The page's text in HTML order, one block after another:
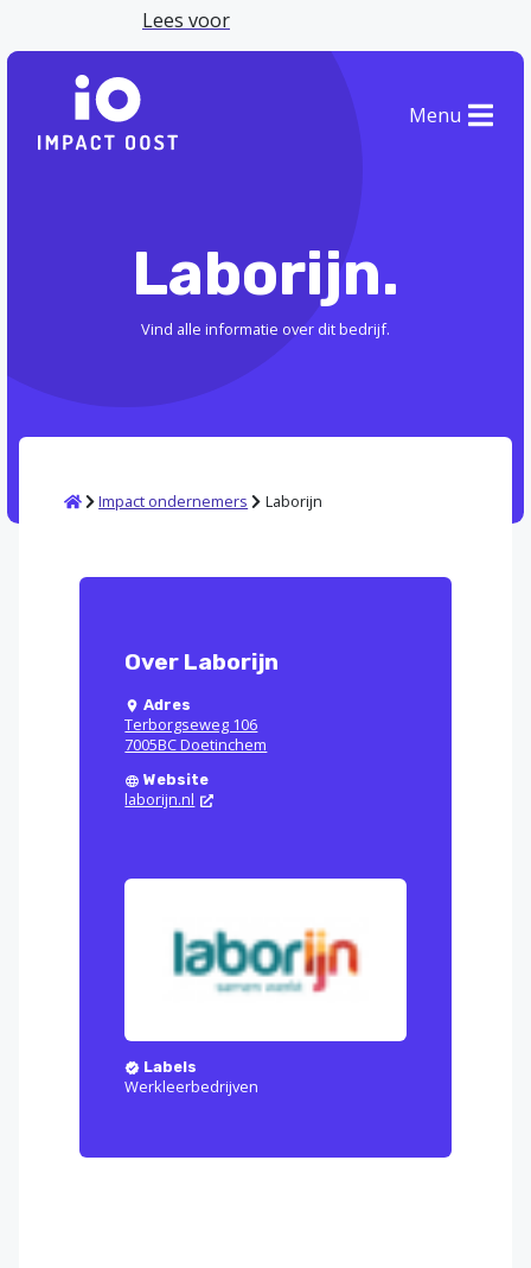
Lees voor
Menu
Laborijn.
Vind alle informatie over dit bedrijf.
HomeImpact ondernemers Laborijn
Over Laborijn
Adres
Terborgseweg 106
7005BC Doetinchem
Website
laborijn.nl
Labels
Werkleerbedrijven